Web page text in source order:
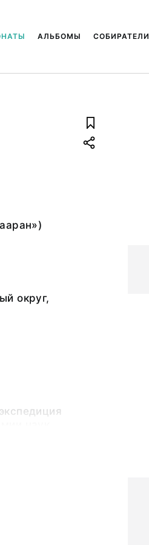
АЛЬБОМЫ СОБИРАТЕЛИ
округ,